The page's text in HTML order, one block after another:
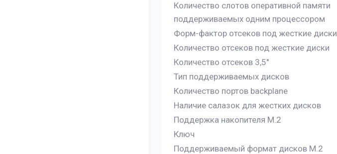
Количество слотов оперативной памяти
поддерживаемых одним процессором
Форм-фактор отсеков под жесткие диски
Количество отсеков под жесткие диски
Количество отсеков 3,5''
Тип поддерживаемых дисков
Количество портов backplane
Наличие салазок для жестких дисков
Поддержка накопителя M.2
Ключ
Поддерживаемый формат дисков M.2